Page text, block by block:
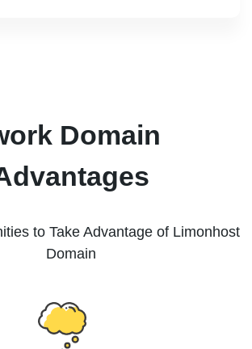
Domain
to Take Advantage of Limonhost
Domain